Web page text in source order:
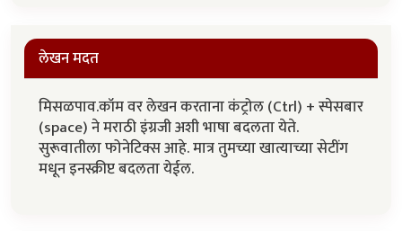
लेखन मदत
मिसळपाव.कॉम वर लेखन करताना कंट्रोल (Ctrl) + स्पेसबार
(space) ने मराठी इंग्रजी अशी भाषा बदलता येते.
सुरूवातीला फोनेटिक्स आहे. मात्र तुमच्या खात्याच्या सेटींग
मधून इनस्क्रीप्ट बदलता येईल.